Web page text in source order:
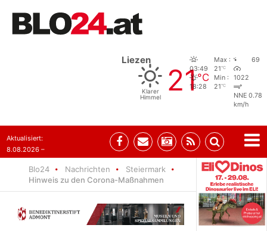
Liezen
Klarer
Himmel
21°C
03:49
18:28
Max :
21°C
Min :
21°C
69
1022
NNE 0.78
km/h
Aktualisiert:
8.08.2026 –
Blo24 Nachrichten
Steiermark
Hinweis zu den Corona-Maßnahmen